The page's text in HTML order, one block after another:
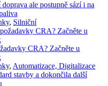
ale postupně sází i na
, Silniční
CRA? Začněte u
, Automatizace, Digitalizace